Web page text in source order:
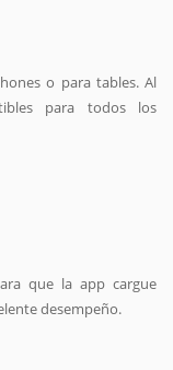
o para tables. Al
para todos los
que la app cargue
desempeño.